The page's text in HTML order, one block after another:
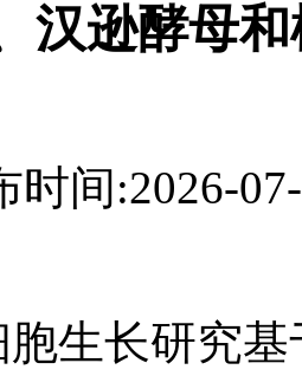
汉逊酵母
时间:2026-
生长研究